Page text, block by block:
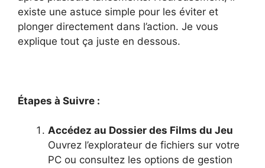
existe une astuce simple pour les éviter et
plonger directement dans l’action. Je vous
explique tout ça juste en dessous.
Étapes à Suivre :
Accédez au Dossier des Films du Jeu
Ouvrez l’explorateur de fichiers sur votre
PC ou consultez les options de gestion